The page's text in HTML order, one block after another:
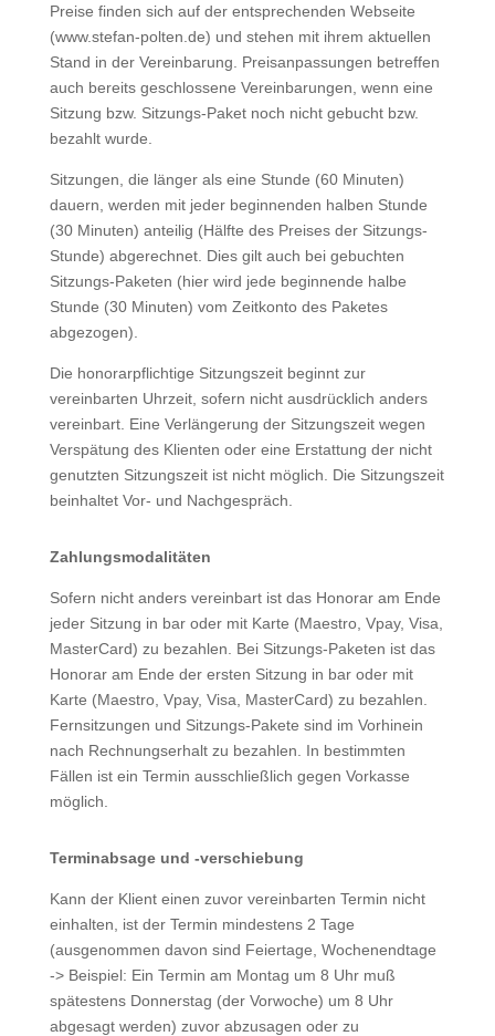
Preise finden sich auf der entsprechenden Webseite
(www.stefan-polten.de) und stehen mit ihrem aktuellen
Stand in der Vereinbarung. Preisanpassungen betreffen
auch bereits geschlossene Vereinbarungen, wenn eine
Sitzung bzw. Sitzungs-Paket noch nicht gebucht bzw.
bezahlt wurde.
Sitzungen, die länger als eine Stunde (60 Minuten)
dauern, werden mit jeder beginnenden halben Stunde
(30 Minuten) anteilig (Hälfte des Preises der Sitzungs-
Stunde) abgerechnet. Dies gilt auch bei gebuchten
Sitzungs-Paketen (hier wird jede beginnende halbe
Stunde (30 Minuten) vom Zeitkonto des Paketes
abgezogen).
Die honorarpflichtige Sitzungszeit beginnt zur
vereinbarten Uhrzeit, sofern nicht ausdrücklich anders
vereinbart. Eine Verlängerung der Sitzungszeit wegen
Verspätung des Klienten oder eine Erstattung der nicht
genutzten Sitzungszeit ist nicht möglich. Die Sitzungszeit
beinhaltet Vor- und Nachgespräch.
Zahlungsmodalitäten
Sofern nicht anders vereinbart ist das Honorar am Ende
jeder Sitzung in bar oder mit Karte (Maestro, Vpay, Visa,
MasterCard) zu bezahlen. Bei Sitzungs-Paketen ist das
Honorar am Ende der ersten Sitzung in bar oder mit
Karte (Maestro, Vpay, Visa, MasterCard) zu bezahlen.
Fernsitzungen und Sitzungs-Pakete sind im Vorhinein
nach Rechnungserhalt zu bezahlen. In bestimmten
Fällen ist ein Termin ausschließlich gegen Vorkasse
möglich.
Terminabsage und -verschiebung
Kann der Klient einen zuvor vereinbarten Termin nicht
einhalten, ist der Termin mindestens 2 Tage
(ausgenommen davon sind Feiertage, Wochenendtage
-> Beispiel: Ein Termin am Montag um 8 Uhr muß
spätestens Donnerstag (der Vorwoche) um 8 Uhr
abgesagt werden) zuvor abzusagen oder zu